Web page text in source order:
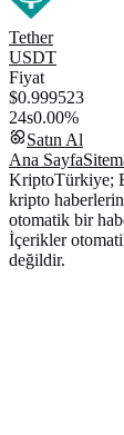
Tether
USDT
Fiyat
$0.999523
24s0.00%
Satın Al
Ana Sayfa
KriptoTürkiye;
kripto
otomatik bir
İçerikler
değildir.